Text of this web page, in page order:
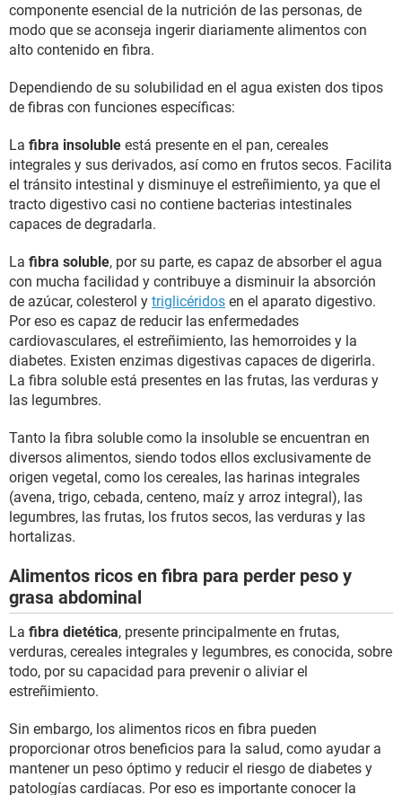
componente esencial de la nutrición de las personas, de
modo que se aconseja ingerir diariamente alimentos con
alto contenido en fibra.
Dependiendo de su solubilidad en el agua existen dos tipos
de fibras con funciones específicas:
La fibra insoluble está presente en el pan, cereales
integrales y sus derivados, así como en frutos secos. Facilita
el tránsito intestinal y disminuye el estreñimiento, ya que el
tracto digestivo casi no contiene bacterias intestinales
capaces de degradarla.
La fibra soluble, por su parte, es capaz de absorber el agua
con mucha facilidad y contribuye a disminuir la absorción
de azúcar, colesterol y triglicéridos en el aparato digestivo.
Por eso es capaz de reducir las enfermedades
cardiovasculares, el estreñimiento, las hemorroides y la
diabetes. Existen enzimas digestivas capaces de digerirla.
La fibra soluble está presentes en las frutas, las verduras y
las legumbres.
Tanto la fibra soluble como la insoluble se encuentran en
diversos alimentos, siendo todos ellos exclusivamente de
origen vegetal, como los cereales, las harinas integrales
(avena, trigo, cebada, centeno, maíz y arroz integral), las
legumbres, las frutas, los frutos secos, las verduras y las
hortalizas.
Alimentos ricos en fibra para perder peso y
grasa abdominal
La fibra dietética, presente principalmente en frutas,
verduras, cereales integrales y legumbres, es conocida, sobre
todo, por su capacidad para prevenir o aliviar el
estreñimiento.
Sin embargo, los alimentos ricos en fibra pueden
proporcionar otros beneficios para la salud, como ayudar a
mantener un peso óptimo y reducir el riesgo de diabetes y
patologías cardíacas. Por eso es importante conocer la